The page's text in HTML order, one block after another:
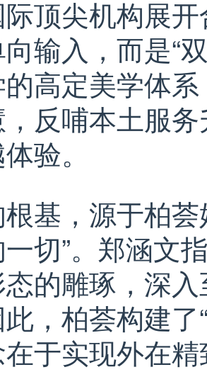
顶尖机构展
输入，而是“
高定美学体
反哺本土服
验。
基，源于柏
切”。郑涵文
的雕琢，深
，柏荟构建
于实现外在